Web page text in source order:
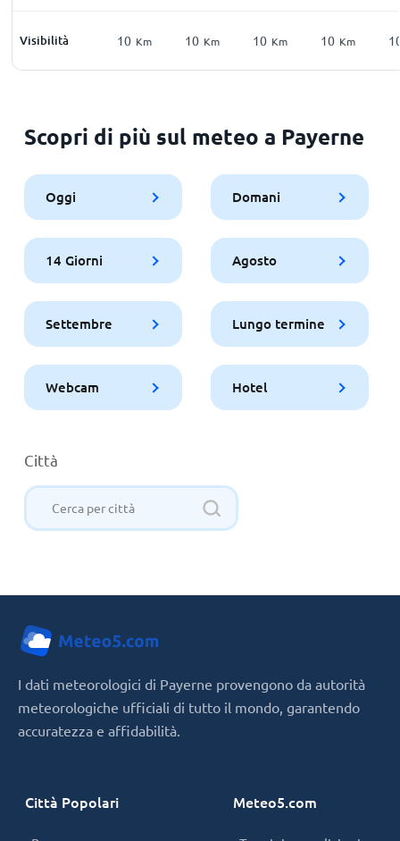
Visibilità 10 Km 10 Km 10 Km 10 Km
Scopri di più sul meteo a Payerne
Oggi Domani
14 Giorni Agosto
Settembre Lungo termine
Webcam Hotel
Città
I dati meteorologici di Payerne provengono da autorità
meteorologiche ufficiali di tutto il mondo, garantendo
accuratezza e affidabilità.
Città Popolari Meteo5.com